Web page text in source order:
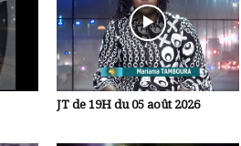
JT de 19H du 05 août 2026